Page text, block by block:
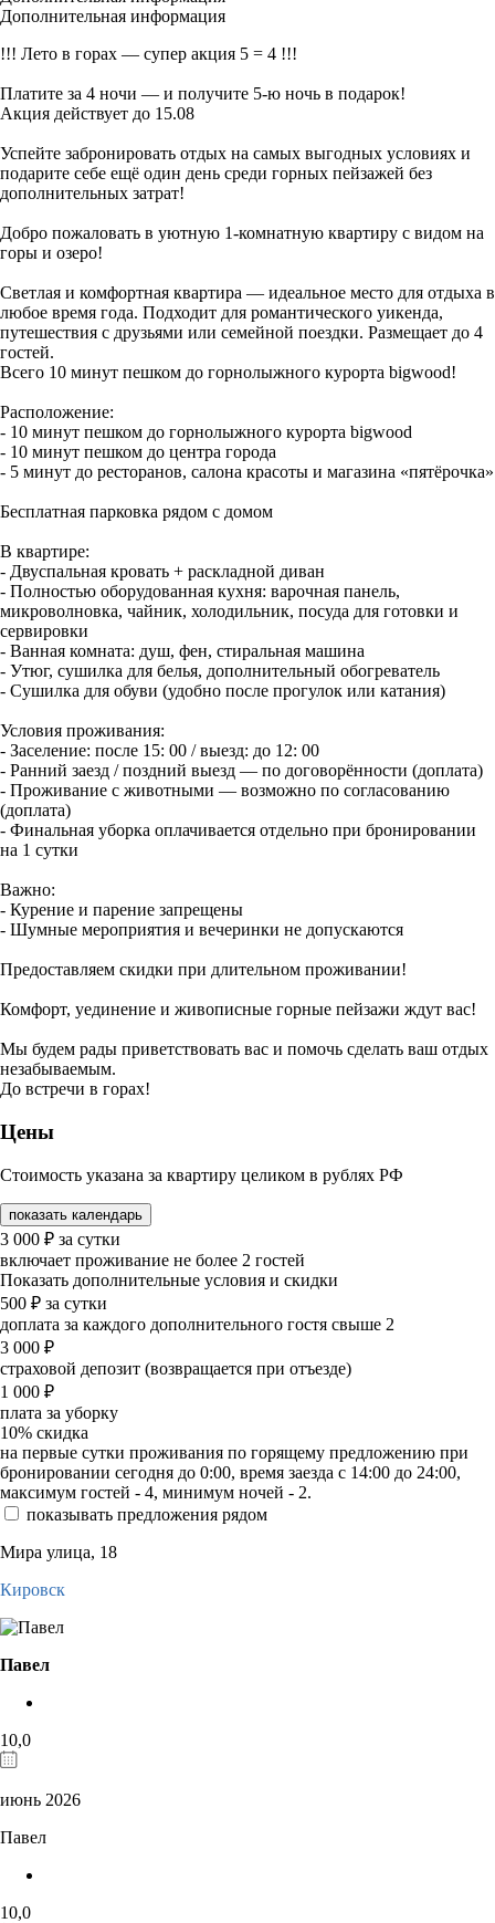
Дополнительная информация
!!! Лето в горах — супер акция 5 = 4 !!!
Платите за 4 ночи — и получите 5-ю ночь в подарок!
Акция действует до 15.08
Успейте забронировать отдых на самых выгодных условиях и
подарите себе ещё один день среди горных пейзажей без
дополнительных затрат!
Добро пожаловать в уютную 1‑комнатную квартиру с видом на
горы и озеро!
Светлая и комфортная квартира — идеальное место для отдыха в
любое время года. Подходит для романтического уикенда,
путешествия с друзьями или семейной поездки. Размещает до 4
гостей.
Всего 10 минут пешком до горнолыжного курорта bigwood!
Расположение:
- 10 минут пешком до горнолыжного курорта bigwood
- 10 минут пешком до центра города
- 5 минут до ресторанов, салона красоты и магазина «пятёрочка»
Бесплатная парковка рядом с домом
В квартире:
- Двуспальная кровать + раскладной диван
- Полностью оборудованная кухня: варочная панель,
микроволновка, чайник, холодильник, посуда для готовки и
сервировки
- Ванная комната: душ, фен, стиральная машина
- Утюг, сушилка для белья, дополнительный обогреватель
- Сушилка для обуви (удобно после прогулок или катания)
Условия проживания:
- Заселение: после 15: 00 / выезд: до 12: 00
- Ранний заезд / поздний выезд — по договорённости (доплата)
- Проживание с животными — возможно по согласованию
(доплата)
- Финальная уборка оплачивается отдельно при бронировании
на 1 сутки
Важно:
- Курение и парение запрещены
- Шумные мероприятия и вечеринки не допускаются
Предоставляем скидки при длительном проживании!
Комфорт, уединение и живописные горные пейзажи ждут вас!
Мы будем рады приветствовать вас и помочь сделать ваш отдых
незабываемым.
До встречи в горах!
Цены
Стоимость указана за квартиру целиком в рублях РФ
показать календарь
3 000 ₽ за сутки
включает проживание не более 2 гостей
Показать дополнительные условия и скидки
500 ₽ за сутки
доплата за каждого дополнительного гостя свыше 2
3 000 ₽
страховой депозит (возвращается при отъезде)
1 000 ₽
плата за уборку
10% скидка
на первые сутки проживания по горящему предложению при
бронировании сегодня до 0:00, время заезда с 14:00 до 24:00,
максимум гостей - 4, минимум ночей - 2.
показывать предложения рядом
Мира улица, 18
Кировск
Павел
10,0
июнь 2026
Павел
10,0